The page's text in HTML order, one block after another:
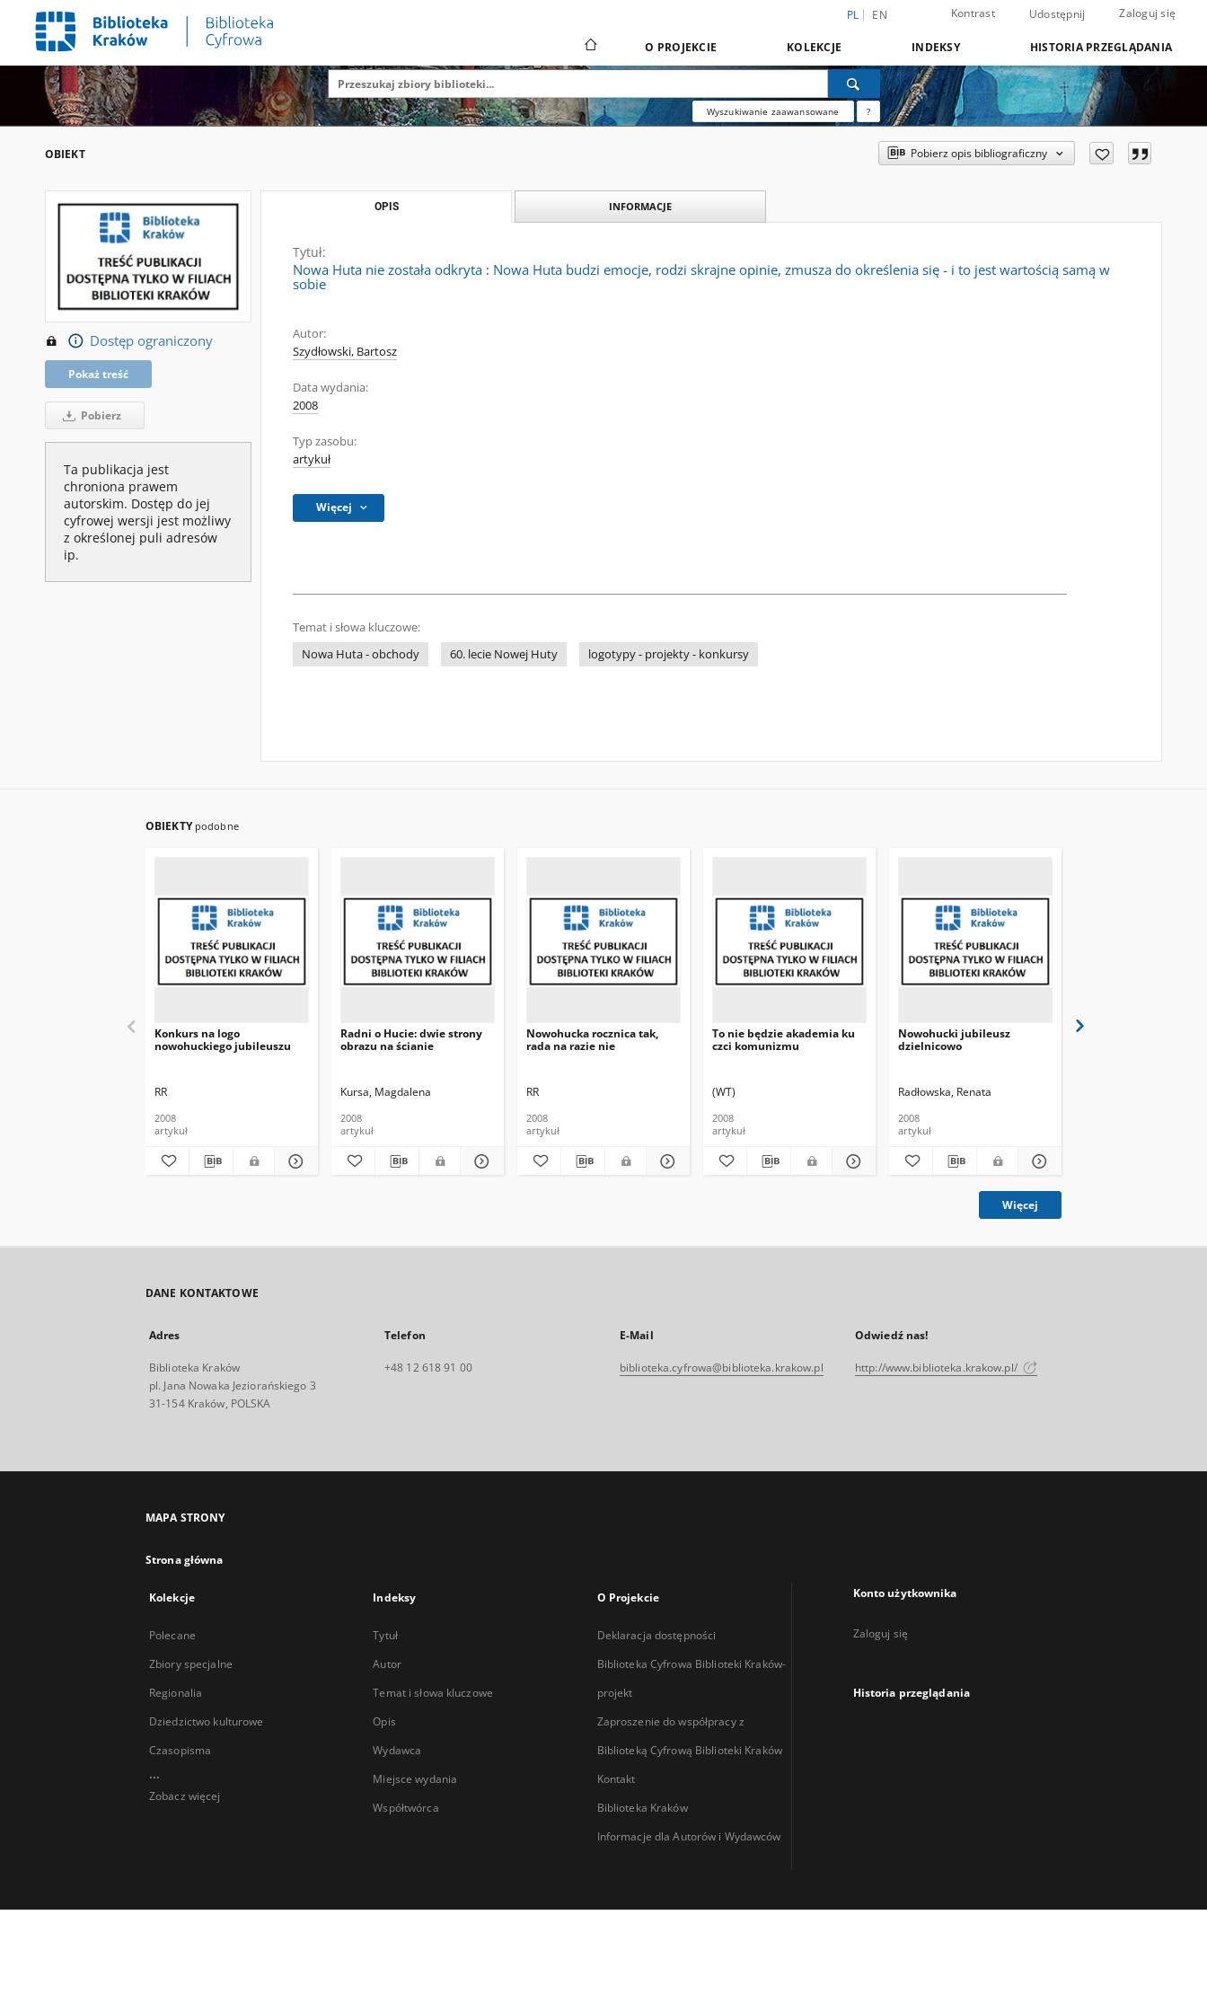
PL EN Kontrast Udostępnij Zaloguj się
O PROJEKCIE KOLEKCJE INDEKSY HISTORIA PRZEGLĄDANIA
Wyszukiwanie zaawansowane ?
OBIEKT Pobierz opis bibliograficzny
Dostęp ograniczony
Pokaż treść
Pobierz
Ta publikacja jest
chroniona prawem
autorskim. Dostęp do jej
cyfrowej wersji jest możliwy
z określonej puli adresów
ip.
OPIS INFORMACJE
Tytuł:
Nowa Huta nie została odkryta : Nowa Huta budzi emocje, rodzi skrajne opinie, zmusza do określenia się - i to jest wartością samą w
sobie
Autor:
Szydłowski, Bartosz
Data wydania:
2008
Typ zasobu:
artykuł
Więcej
Temat i słowa kluczowe:
Nowa Huta - obchody
60. lecie Nowej Huty logotypy - projekty - konkursy
OBIEKTY podobne
Konkurs na logo
nowohuckiego jubileuszu
RR
2008
artykuł
Radni o Hucie: dwie strony
obrazu na ścianie
Kursa, Magdalena
2008
artykuł
Nowohucka rocznica tak,
rada na razie nie
RR
2008
artykuł
To nie będzie akademia ku
czci komunizmu
(WT)
2008
artykuł
Nowohucki jubileusz
dzielnicowo
Radłowska, Renata
2008
artykuł
Więcej
DANE KONTAKTOWE
Adres
Biblioteka Kraków
pl. Jana Nowaka Jeziorańskiego 3
31-154 Kraków, POLSKA
Telefon
+48 12 618 91 00
E-Mail
biblioteka.cyfrowa@biblioteka.krakow.pl
Odwiedź nas!
http://www.biblioteka.krakow.pl/
MAPA STRONY
Strona główna
Kolekcje
Polecane
Zbiory specjalne
Regionalia
Dziedzictwo kulturowe
Czasopisma
...
Zobacz więcej
Indeksy
Tytuł
Autor
Temat i słowa kluczowe
Opis
Wydawca
Miejsce wydania
Współtwórca
O Projekcie
Deklaracja dostępności
Biblioteka Cyfrowa Biblioteki Kraków-
projekt
Zaproszenie do współpracy z
Biblioteką Cyfrową Biblioteki Kraków
Kontakt
Biblioteka Kraków
Informacje dla Autorów i Wydawców
Konto użytkownika
Zaloguj się
Historia przeglądania